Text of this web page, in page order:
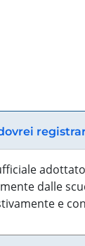
dalle
e